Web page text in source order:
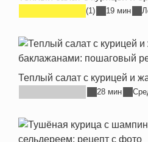
(1) 19 мин
Теплый салат с курицей и
28 мин